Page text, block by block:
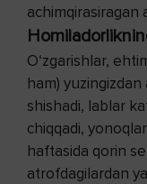
achimqirasiragan
O‘zgarishlar,
ham)
shishadi, lablar
chiqqadi,
haftasida qorin
atrofdagilardan